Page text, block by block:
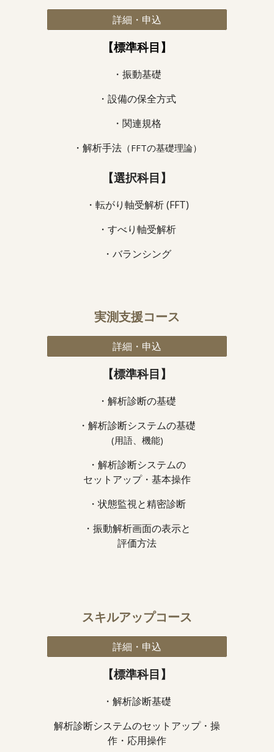
詳細・申込
【標準科目 】
・振動基礎
・ 設備の保全方式
・ 関連規格
・ 解析手法（FFTの基礎理論）
【選択科目】
・ 転がり軸受解析 (FFT)
・ すべり軸受解析
・ バランシング
実測支援コース
詳細・申込
【標準科目】
・解析診断の基礎
・ 解析診断システムの基礎
(用語、機能)
・ 解析診断システムの
セットアップ・基本操作
・ 状態監視と精密診断
・ 振動解析画面の表示と
評価方法
スキルアップコース
詳細・申込
【標準科目】
・解析診断基礎
解析診断システムのセットアップ・操
作・応用操作